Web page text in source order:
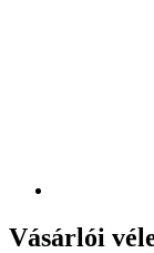
Vásárlói